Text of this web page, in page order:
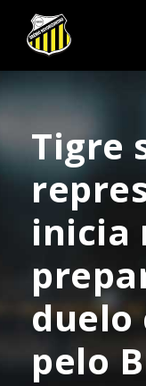
Tigre
inicia
duelo
pelo